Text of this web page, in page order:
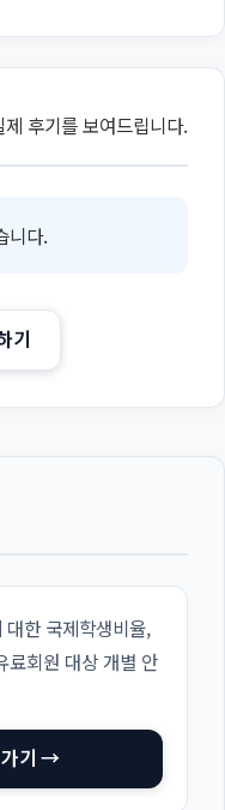
후기를 보여드립니다.
니다.
기
대한 국제학생비율,
료회원 대상 개별 안
가기 →